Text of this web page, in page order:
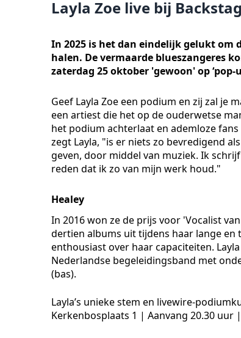
Layla Zoe live bij
In 2025 is het dan eindelijk gelukt om
halen. De vermaarde blueszangeres
zaterdag 25 oktober 'gewoon' op
Geef Layla Zoe een podium en zij zal je
een artiest die het op de ouderwetse
het podium achterlaat en ademloze
zegt Layla, "is er niets zo bevredigend
geven, door middel van muziek. Ik
reden dat ik zo van mijn werk houd."
Healey
In 2016 won ze de prijs voor 'Vocalist
dertien albums uit tijdens haar lange en
enthousiast over haar capaciteiten.
Nederlandse begeleidingsband met
(bas).
Layla’s unieke stem en livewire-
Kerkenbosplaats 1 | Aanvang 20.30